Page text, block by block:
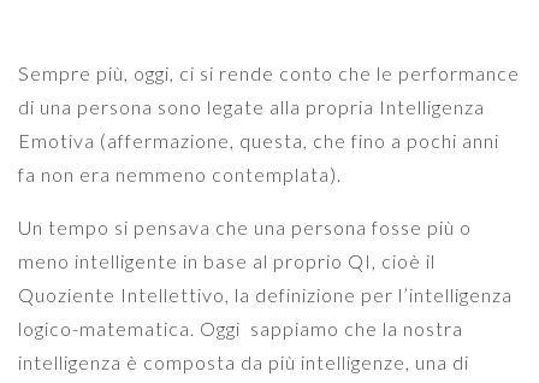
Sempre più, oggi, ci si rende conto che le performance
di una persona sono legate alla propria Intelligenza
Emotiva (affermazione, questa, che fino a pochi anni
fa non era nemmeno contemplata).
Un tempo si pensava che una persona fosse più o
meno intelligente in base al proprio QI, cioè il
Quoziente Intellettivo, la definizione per l’intelligenza
logico-matematica. Oggi sappiamo che la nostra
intelligenza è composta da più intelligenze, una di